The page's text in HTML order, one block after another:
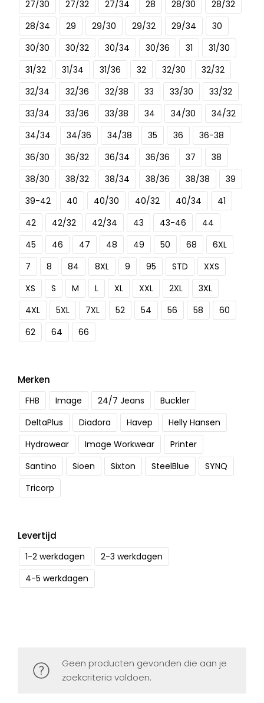
27/30
27/32 27/34 28 28/30
28/32
28/34
29 29/30 29/32 29/34
30
30/30
30/32 30/34 30/36 31
31/30
31/32
31/34 31/36 32 32/30
32/32
32/34
32/36 32/38 33 33/30
33/32
33/34
33/36 33/38 34 34/30
34/32
34/34
34/36 34/38 35 36
36-38
36/30
36/32 36/34 36/36 37
38
38/30
38/32 38/34 38/36 38/38
39
39-42
40 40/30 40/32 40/34
41
42
42/32 42/34 43 43-46
44
45
46 47 48 49 50 68
6XL
7
8 84 8XL 9 95 STD
XXS
XS
S M L XL XXL 2XL
3XL
4XL
5XL 7XL 52 54 56 58
60
62
64 66
Merken
FHB Image 24/7 Jeans
Buckler
DeltaPlus
Diadora Havep
Helly Hansen
Hydrowear
Image Workwear
Printer
Santino
Sioen Sixton SteelBlue
SYNQ
Tricorp
Levertijd
1-2 werkdagen
2-3 werkdagen
4-5 werkdagen
Geen producten gevonden die aan je
zoekcriteria voldoen.